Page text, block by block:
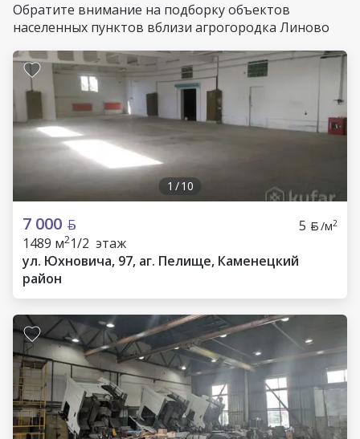
Обратите внимание на подборку объектов
населенных пунктов вблизи агрогородка Линово
1 /10
7 000 5 /м2
1489 м21/2 этаж
ул. Юхновича, 97, аг. Пелище, Каменецкий
район